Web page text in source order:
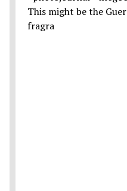
This might be the
fragra